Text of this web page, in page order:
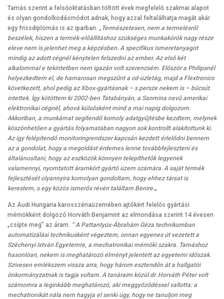
Tamás szerint a felsőoktatásban töltött évek megfelelő szakmai alapot
és olyan gondolkodásmódot adnak, hogy azzal feltalálhatja magát akár
egy frissdiplomás is az iparban. „Természetesen, nem a termelésről
beszélek, hiszen a termék-előállításhoz szükséges munkakörök nagy része
eleve nem is jelenhet meg a képzésben. A specifikus ismeretanyagot
mindig az adott cégnél kénytelen felszedni az ember. Az első két
alkalommal e tekintetben nem igazán volt szerencsém. Először a Philipsnél
helyezkedtem el, de hamarosan megszűnt a cd-üzletág, majd a Flextronics
következett, ahol pedig az Xbox-gyártásnak – s persze nekem is – búcsút
intettek. Így kötöttem ki 2002-ben Tatabányán, a Sanmina nevű amerikai
elektronikai cégnél, ahová külsősként mind a mai napig dolgozom.
Akkoriban, a munkámat segítendő komoly adatgyűjtésbe kezdtem, melynek
köszönhetően a gyártás folyamatában nagyon sok kontrollt alakítottunk ki.
Az így felépítendő monitoringrendszer kapcsán kezdett érlelődni bennem
az a gondolat, hogy a megoldást érdemes lenne továbbfejleszteni és
általánosítani, hogy az eszközök könnyen telepíthetők legyenek
valamennyi, nyomtatott áramkört gyártó üzem számára. A saját termék
fejlesztését olyannyira komolyan gondoltam, hogy ehhez társat is
kerestem, s egy közös ismerős révén találtam Benire.„
Az Audi Hungaria karosszériaüzemében ajtókért felelős gyártási
mérnökként dolgozó Horváth Benjamint az elmondása szerint 14 évesen
„csípte meg” az áram.
” A Pattantyús-Ábrahám Géza technikumban
automatizálási technikusként végeztem, onnan egyenes út vezetett a
Széchenyi István Egyetemre, a mechatronikai mérnöki szakra. Tamáshoz
hasonlóan, nekem is meghatározó élményt jelentett az egyetemi időszak.
Szívesen emlékszem vissza arra, hogy három esztendőn át a hallgatói
önkormányzatnak is tagja voltam. A tanáraim közül dr. Horváth Péter volt
számomra a leginkább meghatározó, aki meggyőződéssel vallotta: a
mechatronikát nála nem hagyja el senki úgy, hogy ne tanuljon meg